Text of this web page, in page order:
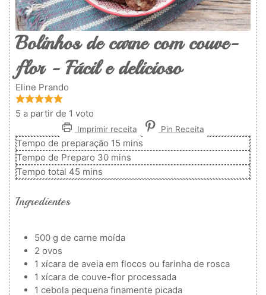
Bolinhos de carne com couve-
flor - Fácil e delicioso
Eline Prando
5 a partir de 1 voto
Imprimir receita Pin Receita
Tempo de preparação 15 minutos
mins
Tempo de Preparo 30minutos
mins
Tempo total 45 minutos
mins
Ingredientes
500 g de carne moída
2 ovos
1 xícara de aveia em flocos ou farinha de rosca
1 xícara de couve-flor processada
1 cebola pequena finamente picada